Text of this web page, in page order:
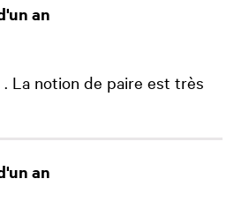
an
. La notion de paire est très
an